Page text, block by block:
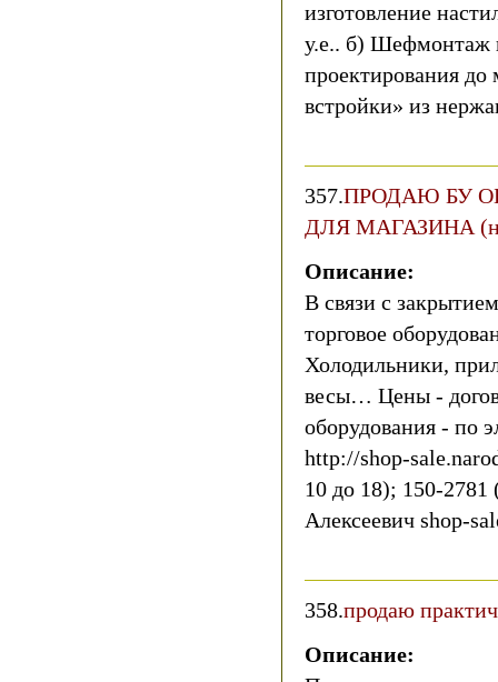
изготовление
у.е.. б) Шефмонтаж
проектирования
встройки» из
357.ПРОДАЮ БУ
ДЛЯ МАГАЗИНА
Описание:
В связи с
торговое
Холодильники,
весы… Цены -
оборудования - по
http://shop-
10 до 18); 150-2781
Алексеевич shop-
358.продаю
Описание: